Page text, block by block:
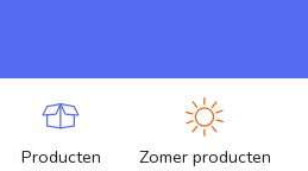
Producten Zomer producten